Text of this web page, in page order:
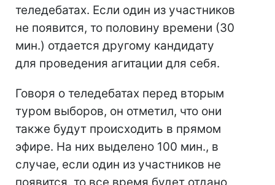
теледебатах. Если один из участников
не появится, то половину времени (30
мин.) отдается другому кандидату
для проведения агитации для себя.
Говоря о теледебатах перед вторым
туром выборов, он отметил, что они
также будут происходить в прямом
эфире. На них выделено 100 мин., в
случае, если один из участников не